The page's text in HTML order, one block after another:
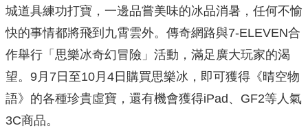
城道具練功打寶，一邊品嘗美味的冰品消暑，任何不愉
快的事情都將飛到九霄雲外。傳奇網路與7-ELEVEN合
作舉行「思樂冰奇幻冒險」活動，滿足廣大玩家的渴
望。9月7日至10月4日購買思樂冰，即可獲得《晴空物
語》的各種珍貴虛寶，還有機會獲得iPad、GF2等人氣
3C商品。